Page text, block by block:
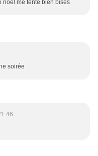
noel me tente bien bises
soirée